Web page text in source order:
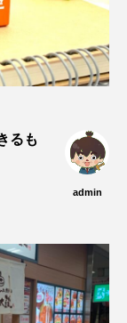
るも
admin